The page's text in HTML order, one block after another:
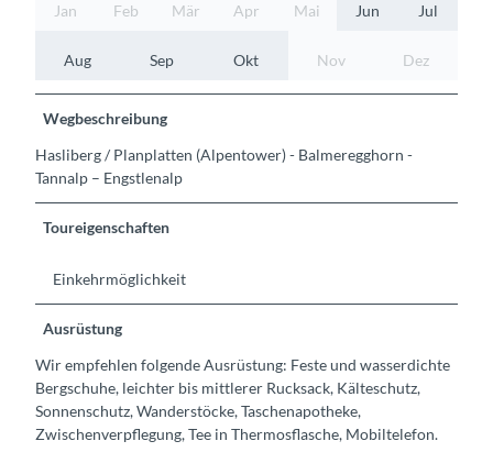
Jan Feb Mär Apr Mai Jun Jul
Aug Sep Okt Nov Dez
Wegbeschreibung
Hasliberg / Planplatten (Alpentower) - Balmeregghorn -
Tannalp – Engstlenalp
Toureigenschaften
Einkehrmöglichkeit
Ausrüstung
Wir empfehlen folgende Ausrüstung: Feste und wasserdichte
Bergschuhe, leichter bis mittlerer Rucksack, Kälteschutz,
Sonnenschutz, Wanderstöcke, Taschenapotheke,
Zwischenverpflegung, Tee in Thermosflasche, Mobiltelefon.